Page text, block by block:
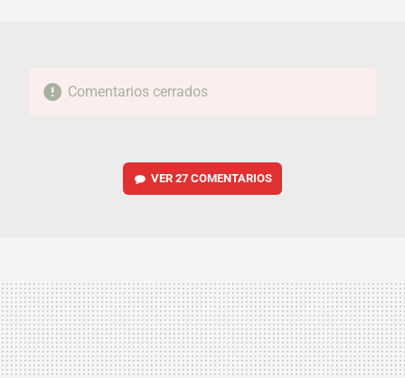
Comentarios cerrados
VER 27 COMENTARIOS